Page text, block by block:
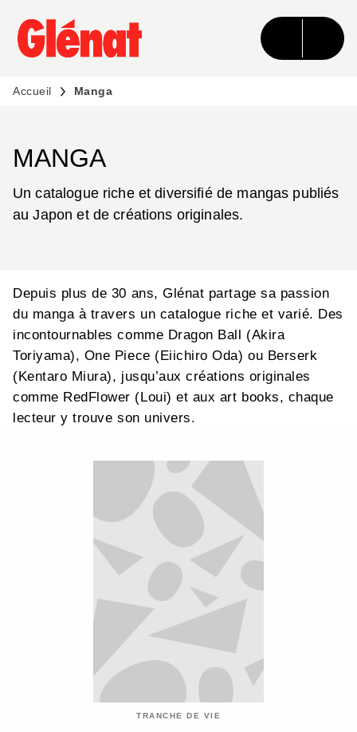
MENU RECHERCHE CONTENU
PIED DE PAGE
Accueil Manga
MANGA
Un catalogue riche et diversifié de mangas publiés
au Japon et de créations originales.
Depuis plus de 30 ans, Glénat partage sa passion
du manga à travers un catalogue riche et varié. Des
incontournables comme Dragon Ball (Akira
Toriyama), One Piece (Eiichiro Oda) ou Berserk
(Kentaro Miura), jusqu’aux créations originales
comme RedFlower (Loui) et aux art books, chaque
lecteur y trouve son univers.
TRANCHE DE VIE